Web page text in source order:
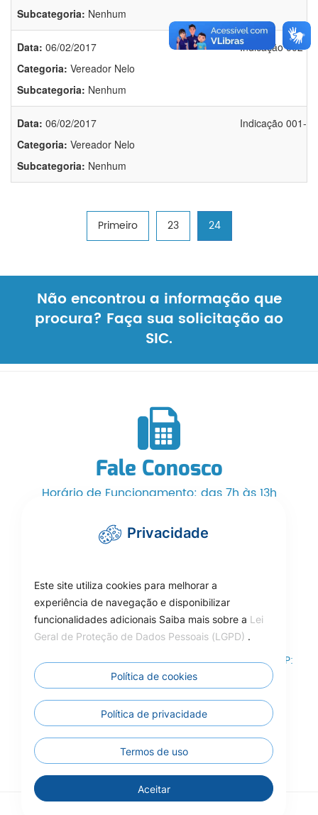
Subcategoria: Nenhum
Data: 06/02/2017
Categoria: Vereador Nelo
Subcategoria: Nenhum
Indicação 002-
Data: 06/02/2017
Categoria: Vereador Nelo
Subcategoria: Nenhum
Indicação 001-
Primeiro 23 24
Não encontrou a informação que
procura? Faça sua solicitação ao
SIC.
Fale Conosco
Horário de Funcionamento: das 7h às 13h
cmcarlinda@hotmail.com
Como Chegar
Rua das Adálias, nº 646, Centro de Carlinda-MT – CEP:
78587-000
Câmara Municipal de Carlinda - MT
Privacidade
Este site utiliza cookies para melhorar a
experiência de navegação e disponibilizar
funcionalidades adicionais Saiba mais sobre a Lei
Geral de Proteção de Dados Pessoais (LGPD) .
Política de cookies
Política de privacidade
Termos de uso
Aceitar